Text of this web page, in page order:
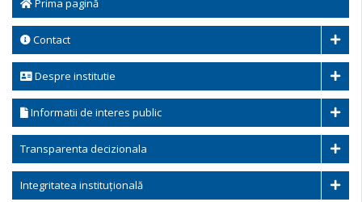
Prima pagină
Contact
Despre institutie
Informatii de interes public
Transparenta decizionala
Integritatea instituțională